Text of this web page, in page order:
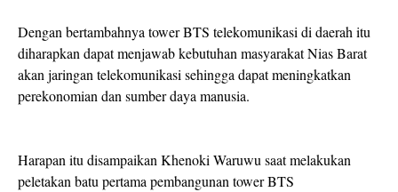
Dengan bertambahnya tower BTS telekomunikasi di daerah itu
diharapkan dapat menjawab kebutuhan masyarakat Nias Barat
akan jaringan telekomunikasi sehingga dapat meningkatkan
perekonomian dan sumber daya manusia.
Harapan itu disampaikan Khenoki Waruwu saat melakukan
peletakan batu pertama pembangunan tower BTS